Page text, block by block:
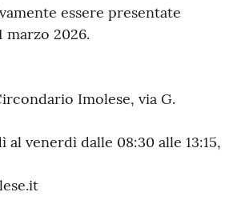
essere presentate
2026.
Imolese, via G.
venerdì dalle 08:30 alle 13:15,